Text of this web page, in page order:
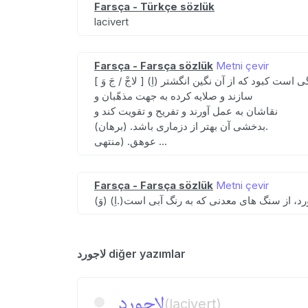
Farsça - Türkçe sözlük
lacivert
Farsça - Farsça sözlük Metni çevir
است کبود که از آن نگین انگشتر
سازند و صلایه کرده به جهت مذهّبان و
نقاشان به عمل آورند و تفریح و تقویت کند و
بدخشی آن بهتر از دزماری باشد. (برهان).
عوهق. (منتهی ...
Farsça - Farsça sözlük Metni çevir
لاجورد diğer yazımlar
(lacivert)